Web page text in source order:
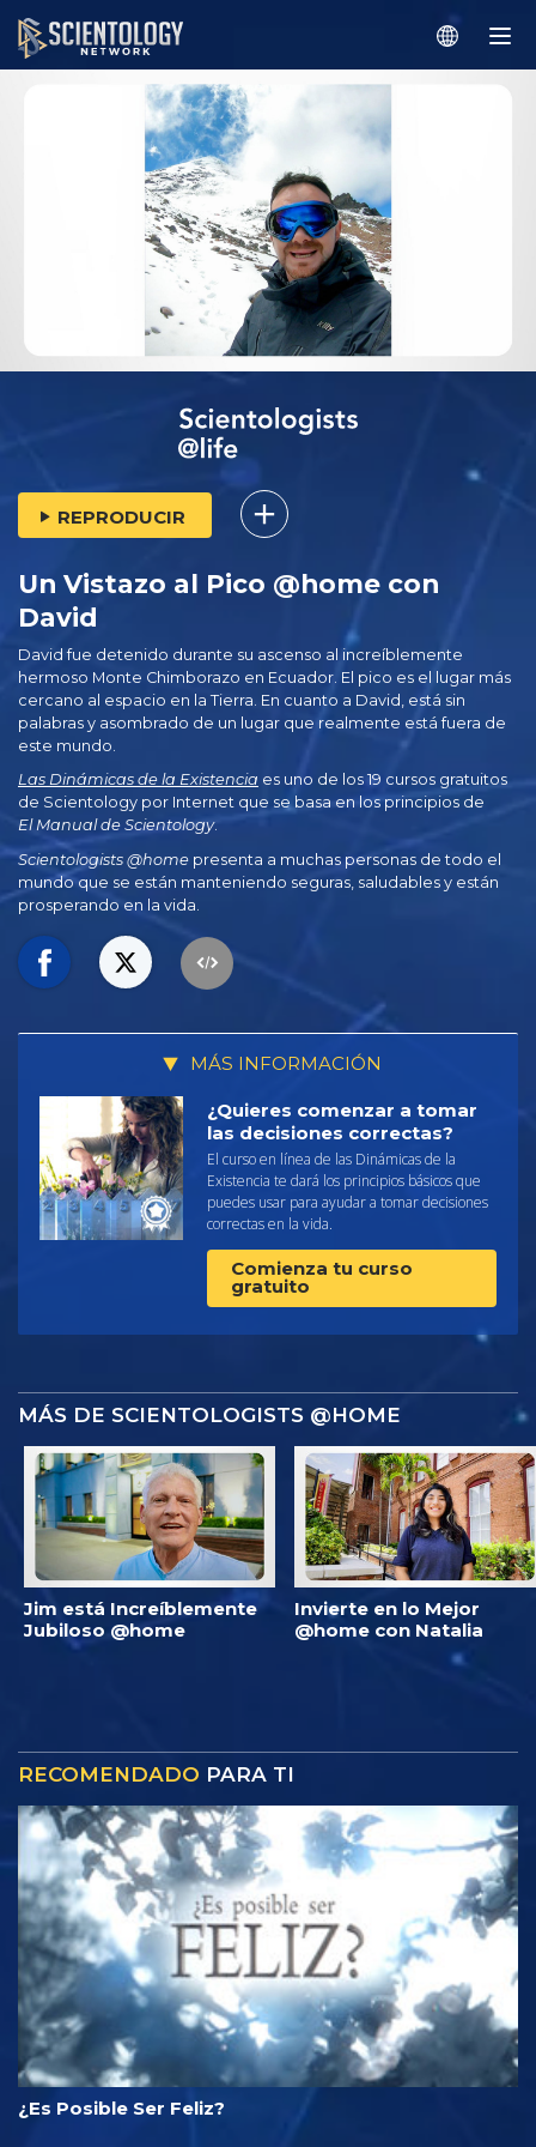
REPRODUCIR
Un Vistazo al Pico @home con
David
David fue detenido durante su ascenso al increíblemente
hermoso Monte Chimborazo en Ecuador. El pico es el lugar más
cercano al espacio en la Tierra. En cuanto a David, está sin
palabras y asombrado de un lugar que realmente está fuera de
este mundo.
Las Dinámicas de la Existencia es uno de los 19 cursos gratuitos
de Scientology por Internet que se basa en los principios de
El Manual de Scientology.
Scientologists @home presenta a muchas personas de todo el
mundo que se están manteniendo seguras, saludables y están
prosperando en la vida.
MÁS INFORMACIÓN
¿Quieres comenzar a tomar
las decisiones correctas?
El curso en línea de las Dinámicas de la
Existencia te dará los principios básicos que
puedes usar para ayudar a tomar decisiones
correctas en la vida.
Comienza tu curso
gratuito
MÁS DE SCIENTOLOGISTS @HOME
Jim está Increíblemente
Jubiloso @home
Invierte en lo Mejor
@home con Natalia
RECOMENDADO PARA TI
¿Es Posible Ser Feliz?